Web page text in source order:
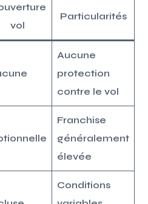
vol
Particularités
Aucune
protection
contre le vol
Franchise
généralement
élevée
Conditions